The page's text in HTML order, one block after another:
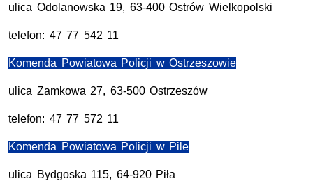
ulica Odolanowska 19, 63-400 Ostrów Wielkopolski
telefon: 47 77 542 11
Komenda Powiatowa Policji w Ostrzeszowie
ulica Zamkowa 27, 63-500 Ostrzeszów
telefon: 47 77 572 11
Komenda Powiatowa Policji w Pile
ulica Bydgoska 115, 64-920 Piła